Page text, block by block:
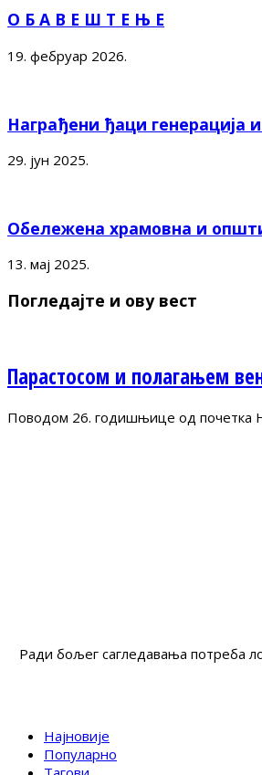
О Б А В Е Ш Т Е Њ Е
19. фебруар 2026.
Награђени ђаци генерација
29. јун 2025.
Обележена храмовна и
13. мај 2025.
Погледајте и ову вест
Парастосом и полагањем
Поводом 26. годишњице од почетка
Ради бољег сагледавања потреба
Најновије
Популарно